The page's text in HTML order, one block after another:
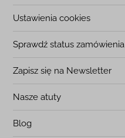
Ustawienia cookies
Sprawdź status zamówienia
Zapisz się na Newsletter
Nasze atuty
Blog